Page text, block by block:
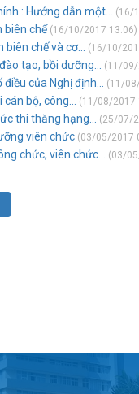
: Hướng dẫn một... (16/
biên chế (16/10/2017 13:06)
chế và cơ... (16/10/
tạo, bồi dưỡng... (11/09/
của Nghị định... (11/
bộ, công... (11/08/2017
thi thăng hạng... (25/07/
viên chức (03/05/2017
chức, viên chức... (03/